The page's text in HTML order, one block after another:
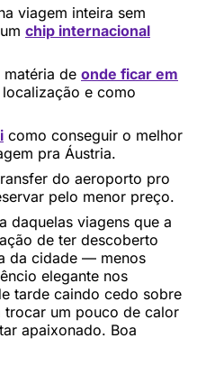
viagem inteira sem
chip internacional
matéria de onde ficar em
e como
como conseguir o melhor
pra Áustria.
do aeroporto pro
pelo menor preço.
daquelas viagens que a
de ter descoberto
da cidade — menos
elegante nos
tarde caindo cedo sobre
um pouco de calor
apaixonado. Boa